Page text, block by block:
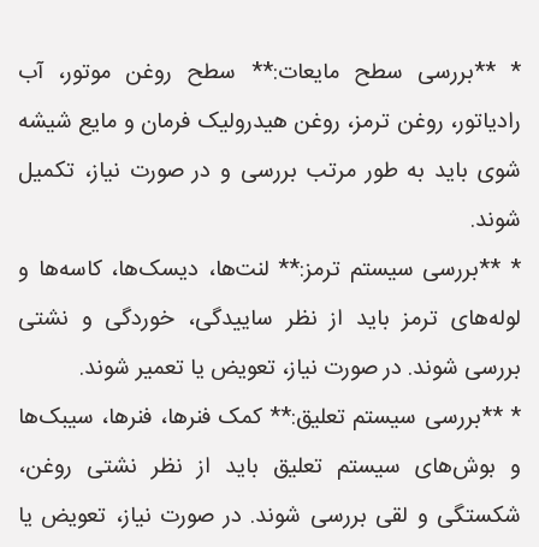
* **بررسی سطح مایعات:** سطح روغن موتور، آب
رادیاتور، روغن ترمز، روغن هیدرولیک فرمان و مایع شیشه
شوی باید به طور مرتب بررسی و در صورت نیاز، تکمیل
شوند.
* **بررسی سیستم ترمز:** لنت‌ها، دیسک‌ها، کاسه‌ها و
لوله‌های ترمز باید از نظر ساییدگی، خوردگی و نشتی
بررسی شوند. در صورت نیاز، تعویض یا تعمیر شوند.
* **بررسی سیستم تعلیق:** کمک فنرها، فنرها، سیبک‌ها
و بوش‌های سیستم تعلیق باید از نظر نشتی روغن،
شکستگی و لقی بررسی شوند. در صورت نیاز، تعویض یا